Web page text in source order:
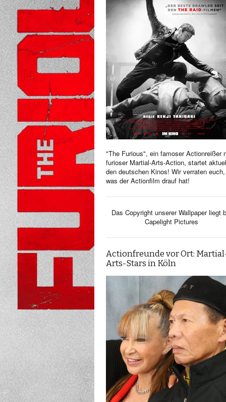
"The Furious", ein famoser Actionreißer
furioser Martial-Arts-Action, startet
den deutschen Kinos! Wir verraten euch,
was der Actionfilm drauf hat!
Das Copyright unserer Wallpaper liegt
Capelight Pictures
Actionfreunde vor Ort:
Arts-Stars in Köln